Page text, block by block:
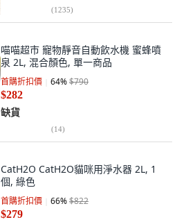
(1235)
喵喵超市 寵物靜音自動飲水機 蜜蜂噴
泉 2L, 混合顏色, 單一商品
首購折扣價 64%$790
$282
缺貨
(14)
CatH2O CatH2O貓咪用淨水器 2L, 1
個, 綠色
首購折扣價 66%$822
$279